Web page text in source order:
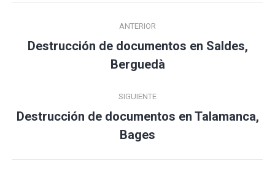
entre
publicaciones
ANTERIOR
Publicación
anterior:
Destrucción de documentos en Saldes,
Berguedà
SIGUIENTE
Publicación
siguiente:
Destrucción de documentos en Talamanca,
Bages